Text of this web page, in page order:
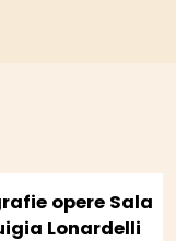
opere Sala
Lonardelli